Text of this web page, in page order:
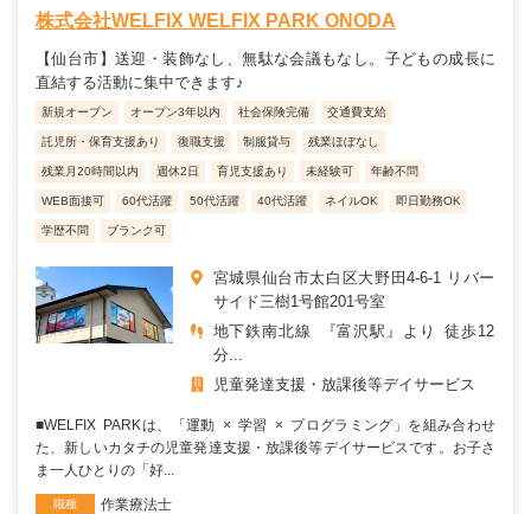
株式会社WELFIX WELFIX PARK ONODA
【仙台市】送迎・装飾なし、無駄な会議もなし。子どもの成長に
直結する活動に集中できます♪
新規オープン オープン3年以内 社会保険完備 交通費支給
託児所・保育支援あり 復職支援 制服貸与 残業ほぼなし
残業月20時間以内 週休2日 育児支援あり 未経験可 年齢不問
WEB面接可 60代活躍 50代活躍 40代活躍 ネイルOK 即日勤務OK
学歴不問 ブランク可
宮城県仙台市太白区大野田4-6-1 リバー
サイド三樹1号館201号室
地下鉄南北線 『富沢駅』より 徒歩12
分...
児童発達支援・放課後等デイサービス
■WELFIX PARKは、「運動 × 学習 × プログラミング」を組み合わせ
た、新しいカタチの児童発達支援・放課後等デイサービスです。お子さ
ま一人ひとりの「好...
職種 作業療法士